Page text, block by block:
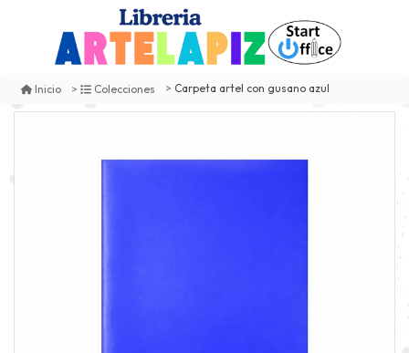
Inicio Colecciones Carpeta artel con gusano azul